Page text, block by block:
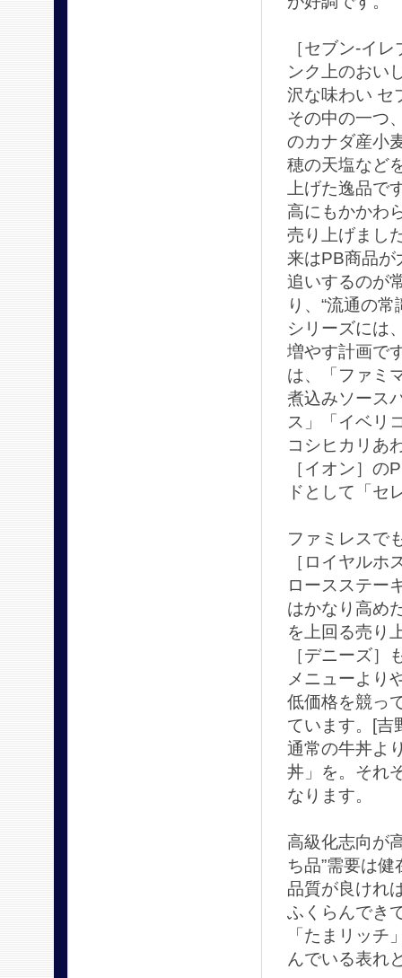
［セブン-イ
ンク上のおい
沢な味わい セ
その中の一つ
のカナダ産小
穂の天塩など
上げた逸品
高にもかかわ
売り上げまし
来はPB商品が
追いするのが
り、“流通の
シリーズには
増やす計画で
は、「ファミ
煮込みソース
ス」「イベリ
コシヒカリあ
［イオン］
ドとして「セ
ファミレスで
［ロイヤル
ロースステー
はかなり高め
を上回る売り
［デニーズ］
メニューより
低価格を競っ
ています。[吉
通常の牛丼よ
丼」を。それ
なります。
高級化志向が
ち品”需要は
品質が良けれ
ふくらんでき
「たまリッ
んでいる表れ